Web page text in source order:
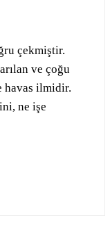
çekmiştir.
ve çoğu
havas ilmidir.
ne işe